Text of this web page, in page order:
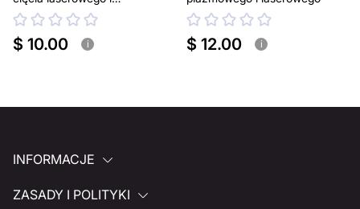
plazmowego
$ 10.00 i $ 12.00 i
INFORMACJE
ZASADY I POLITYKI